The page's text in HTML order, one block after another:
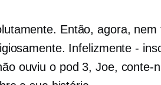
Então, agora,
Infelizmente -
ouviu o pod 3, Joe, conte-